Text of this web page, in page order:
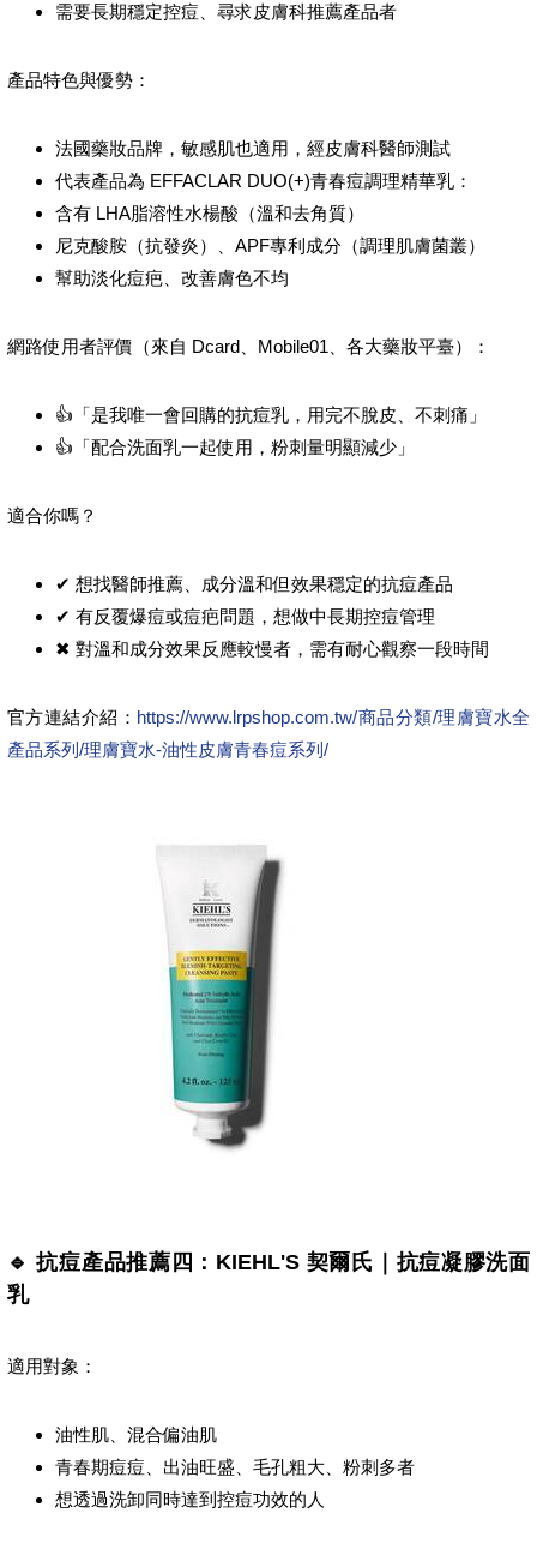
需要長期穩定控痘、尋求皮膚科推薦產品者
產品特色與優勢：
法國藥妝品牌，敏感肌也適用，經皮膚科醫師測試
代表產品為 EFFACLAR DUO(+)青春痘調理精華乳：
含有 LHA脂溶性水楊酸（溫和去角質）
尼克酸胺（抗發炎）、APF專利成分（調理肌膚菌叢）
幫助淡化痘疤、改善膚色不均
網路使用者評價（來自 Dcard、Mobile01、各大藥妝平臺）：
👍「是我唯一會回購的抗痘乳，用完不脫皮、不刺痛」
👍「配合洗面乳一起使用，粉刺量明顯減少」
適合你嗎？
✔ 想找醫師推薦、成分溫和但效果穩定的抗痘產品
✔ 有反覆爆痘或痘疤問題，想做中長期控痘管理
✖ 對溫和成分效果反應較慢者，需有耐心觀察一段時間
官方連結介紹： https://www.lrpshop.com.tw/商品分類/理膚寶水全
產品系列/理膚寶水-油性皮膚青春痘系列/
🔹 抗痘產品推薦四：KIEHL'S 契爾氏｜抗痘凝膠洗面
乳
適用對象：
油性肌、混合偏油肌
青春期痘痘、出油旺盛、毛孔粗大、粉刺多者
想透過洗卸同時達到控痘功效的人